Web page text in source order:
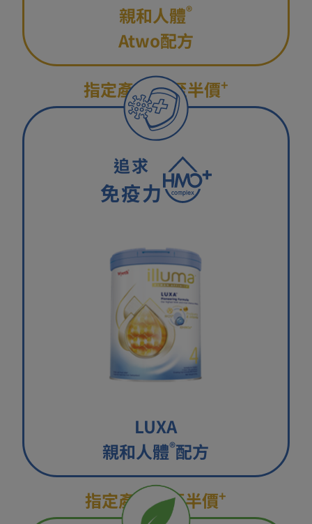
親和人體®
Atwo配方​
指定產品 ​低至半價+
追求
免疫力
LUXA
親和人體®配方​
指定產品​低至半價+